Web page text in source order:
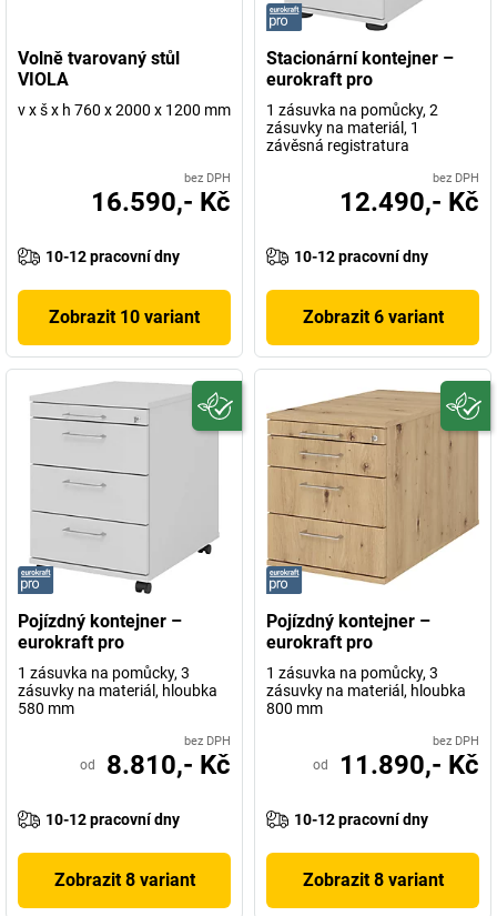
Volně tvarovaný stůl
VIOLA
v x š x h 760 x 2000 x 1200 mm
bez DPH
16.590,- Kč
10-12 pracovní dny
Zobrazit 10 variant
Stacionární kontejner –
eurokraft pro
1 zásuvka na pomůcky, 2
zásuvky na materiál, 1
závěsná registratura
bez DPH
12.490,- Kč
10-12 pracovní dny
Zobrazit 6 variant
Pojízdný kontejner –
eurokraft pro
1 zásuvka na pomůcky, 3
zásuvky na materiál, hloubka
580 mm
bez DPH
od 8.810,- Kč
10-12 pracovní dny
Zobrazit 8 variant
Pojízdný kontejner –
eurokraft pro
1 zásuvka na pomůcky, 3
zásuvky na materiál, hloubka
800 mm
bez DPH
od 11.890,- Kč
10-12 pracovní dny
Zobrazit 8 variant